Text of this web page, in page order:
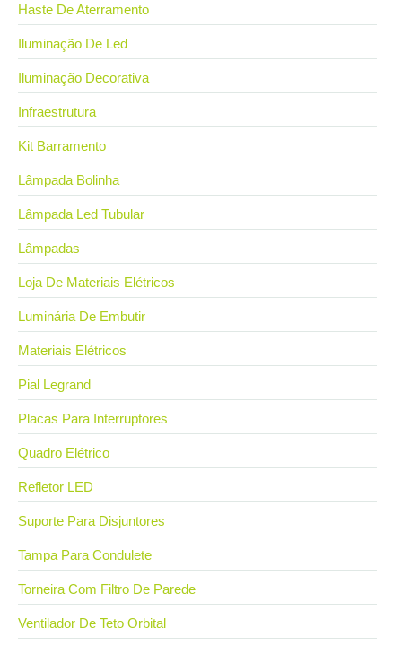
Haste De Aterramento
Iluminação De Led
Iluminação Decorativa
Infraestrutura
Kit Barramento
Lâmpada Bolinha
Lâmpada Led Tubular
Lâmpadas
Loja De Materiais Elétricos
Luminária De Embutir
Materiais Elétricos
Pial Legrand
Placas Para Interruptores
Quadro Elétrico
Refletor LED
Suporte Para Disjuntores
Tampa Para Condulete
Torneira Com Filtro De Parede
Ventilador De Teto Orbital